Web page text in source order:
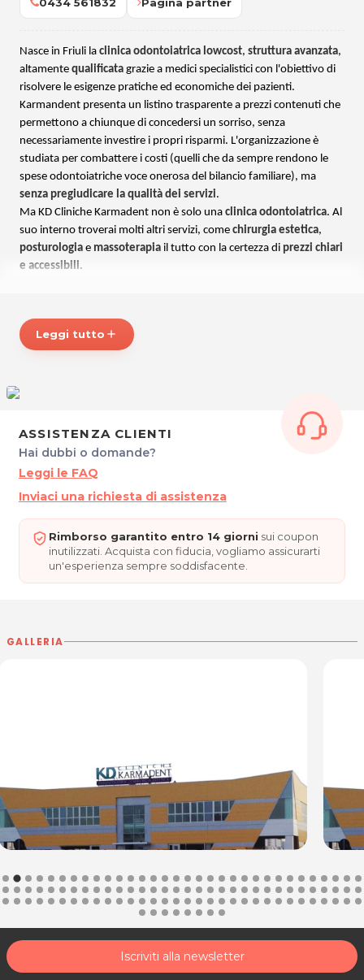
Nasce in Friuli la clinica odontoiatrica lowcost, struttura avanzata,
altamente qualificata grazie a medici specialistici con l'obiettivo di
risolvere le esigenze pratiche ed economiche dei pazienti.
Karmandent presenta un listino trasparente a prezzi contenuti che
permettono a chiunque di concedersi un sorriso, senza
necessariamente investire i propri risparmi. L'organizzazione è
studiata per combattere i costi (quelli che da sempre rendono le
spese odontoiatriche voce onerosa del bilancio familiare), ma
senza pregiudicare la qualità dei servizi.
Ma KD Cliniche Karmadent non è solo una clinica odontoiatrica. Al
suo interno troverai molti altri servizi, come chirurgia estetica,
posturologia e massoterapia il tutto con la certezza di prezzi chiari
e accessibili.
Maggiori informazioni: Karmadentfiumeveneto.com
KD CLINICHE KARMADENT
Via Pontebbana, 23
33080 Fiume Veneto (PN)
Tel. 0434 561832
P.IVA 03862730243
Leggi tutto add
ASSISTENZA CLIENTI
Hai dubbi o domande?
Leggi le FAQ
Inviaci una richiesta di assistenza
Rimborso garantito entro 14 giorni sui coupon
inutilizzati. Acquista con fiducia, vogliamo assicurarti
un'esperienza sempre soddisfacente.
GALLERIA
Iscriviti alla newsletter